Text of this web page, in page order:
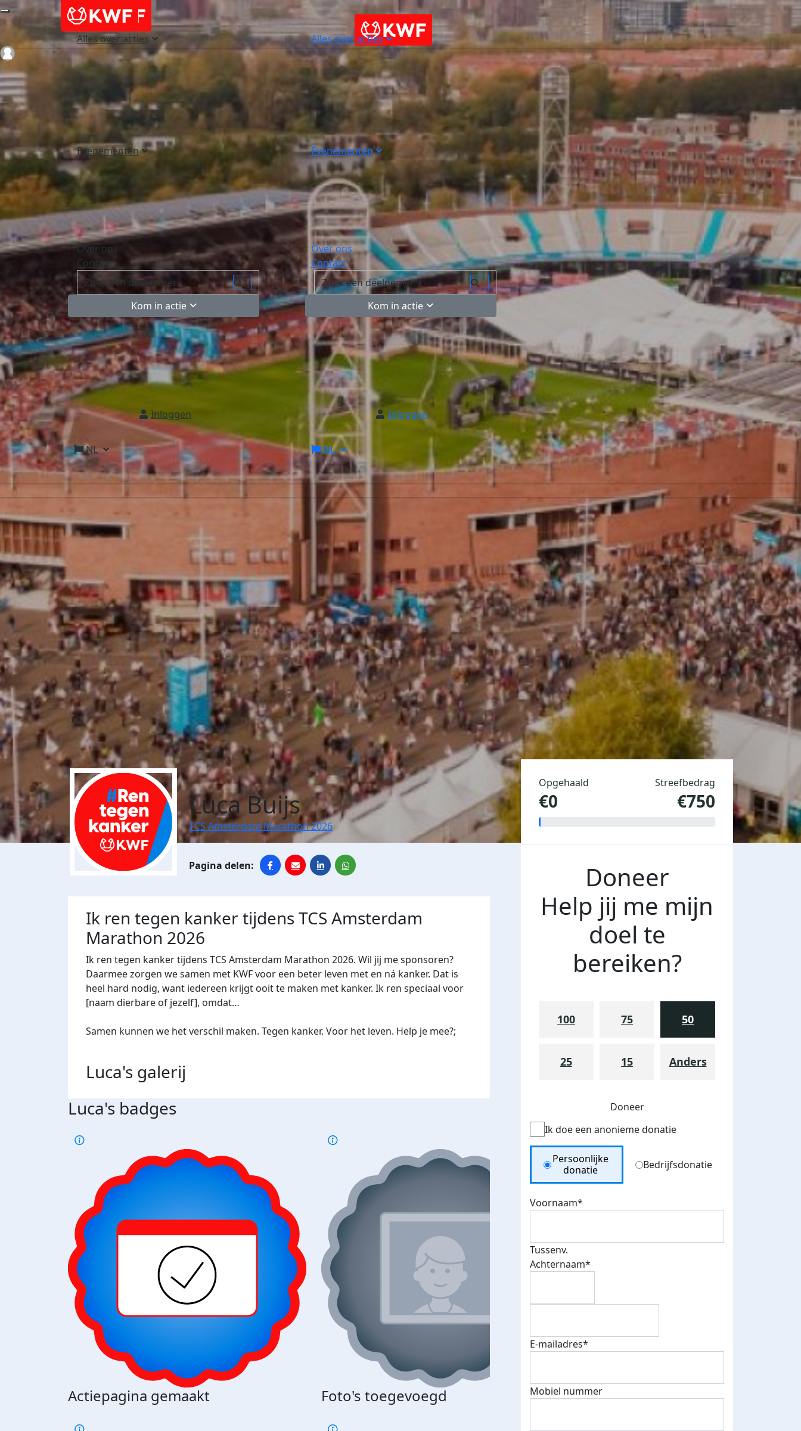
Alles over acties
Evenementen
Over ons
Contact
Kom in actie
Inloggen
NL
Alles over acties
Evenementen
Over ons
Contact
Kom in actie
Inloggen
NL
Login
Luca Buijs
TCS Amsterdam Marathon 2026
Ik ren tegen kanker tijdens TCS Amsterdam
Marathon 2026
Ik ren tegen kanker tijdens TCS Amsterdam Marathon 2026. Wil jij me sponsoren?
Daarmee zorgen we samen met KWF voor een beter leven met en ná kanker. Dat is
heel hard nodig, want iedereen krijgt ooit te maken met kanker. Ik ren speciaal voor
[naam dierbare of jezelf], omdat…
Samen kunnen we het verschil maken. Tegen kanker. Voor het leven. Help je mee?;
Luca's galerij
Luca's badges
Actiepagina gemaakt Foto's toegevoegd E-mails verstuurd
€500 euro opgehaald: t-shirt
Opgehaald
€0
Streefbedrag
€750
Doneer
Help jij me mijn
doel te
bereiken?
100 75 50
25 15 Anders
Doneer
Ik doe een anonieme donatie
Donation Type
Persoonlijke
donatie
Bedrijfsdonatie
Voornaam*
Tussenv.
Achternaam*
E-mailadres*
Mobiel nummer